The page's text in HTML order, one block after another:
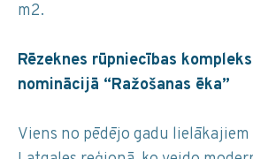
m2.
Rēzeknes rūpniecības
nominācijā “Ražošanas ēka”
Viens no pēdējo gadu